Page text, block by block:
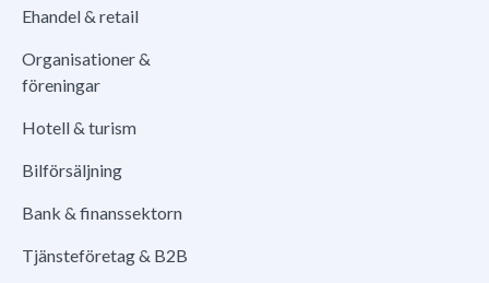
Ehandel & retail
Organisationer &
föreningar
Hotell & turism
Bilförsäljning
Bank & finanssektorn
Tjänsteföretag & B2B